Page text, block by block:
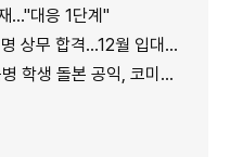
…"대응 1단계"
…12월 입대해 2028년 6월 전역
공익, 코미디언 김규원이었다